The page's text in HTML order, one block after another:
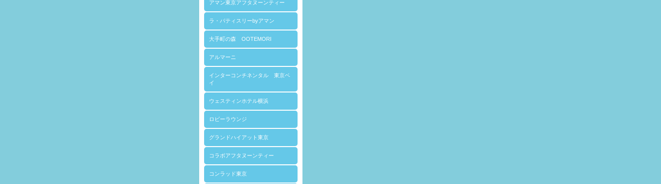
アマン東京アフタヌーンティー
ラ・パティスリーbyアマン
大手町の森 OOTEMORI
アルマーニ
インターコンチネンタル 東京ベ
イ
ウェスティンホテル横浜
ロビーラウンジ
グランドハイアット東京
コラボアフタヌーンティー
コンラッド東京